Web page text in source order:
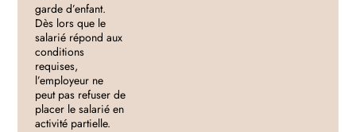
garde d’enfant.
Dès lors que le
salarié répond aux
conditions
requises,
l’employeur ne
peut pas refuser de
placer le salarié en
activité partielle.